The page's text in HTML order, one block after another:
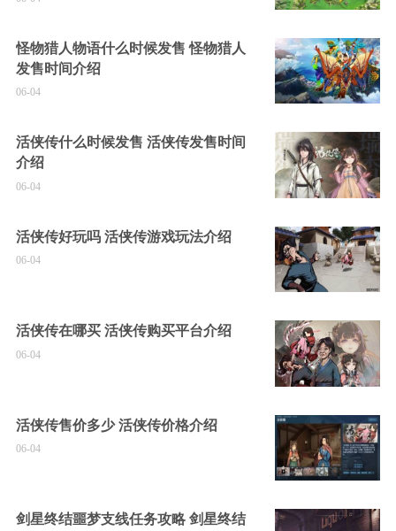
怪物猎人物语什么时候发售 怪物猎人
发售时间介绍
06-04
活侠传什么时候发售 活侠传发售时间
介绍
06-04
活侠传好玩吗 活侠传游戏玩法介绍
06-04
活侠传在哪买 活侠传购买平台介绍
06-04
活侠传售价多少 活侠传价格介绍
06-04
剑星终结噩梦支线任务攻略 剑星终结